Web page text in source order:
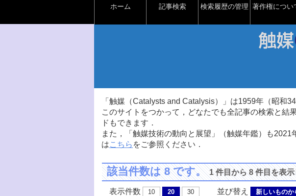
ホーム 記事検索 検索履歴の管理 著作権につい
「触媒（Catalysts and Catalysis）」は1959年（昭和
このサイトをつかって，どなたでも全記事の検索と結
ドもできます．
また，「触媒技術の動向と展望」（触媒年鑑）も
はこちら をご参照ください．
該当件数は 8 です。1 件目から 8 件目を表
表示件数 10 20 30 並び替え 新しいものか